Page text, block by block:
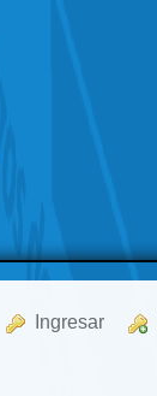
Ingresar